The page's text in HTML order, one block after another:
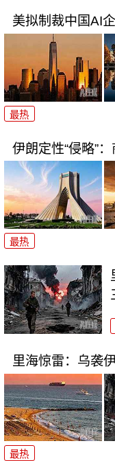
美拟制裁中国AI
最热
伊朗定性“侵略”
最热
里海惊雷：乌袭
最热